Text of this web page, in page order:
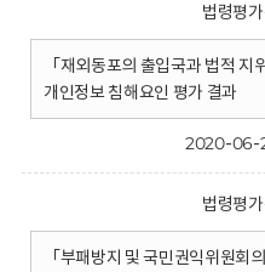
법령평
「재외동포의 출입국과 법적
개인정보 침해요인 평가 결과
2020-06-
법령평
「부패방지 및 국민권익위원회